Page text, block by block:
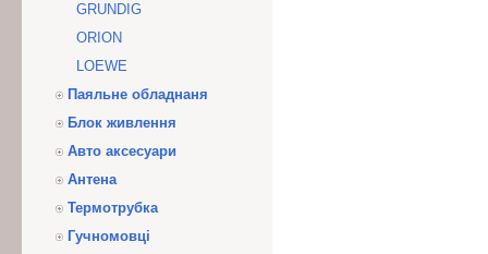
GRUNDIG
ORION
LOEWE
Паяльне обладнаня
Блок живлення
Авто аксесуари
Антена
Термотрубка
Гучномовці